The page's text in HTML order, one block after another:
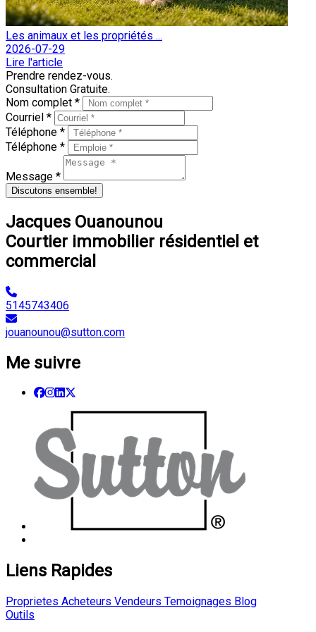
Les animaux et les propriétés ...
2026-07-29
Lire l'article
Prendre rendez-vous.
Consultation Gratuite.
Nom complet *
Courriel *
Téléphone *
Téléphone *
Message *
Discutons ensemble!
Jacques Ouanounou
Courtier immobilier résidentiel et
commercial
5145743406
jouanounou@sutton.com
Me suivre
Liens Rapides
Proprietes Acheteurs Vendeurs Temoignages Blog
Outils